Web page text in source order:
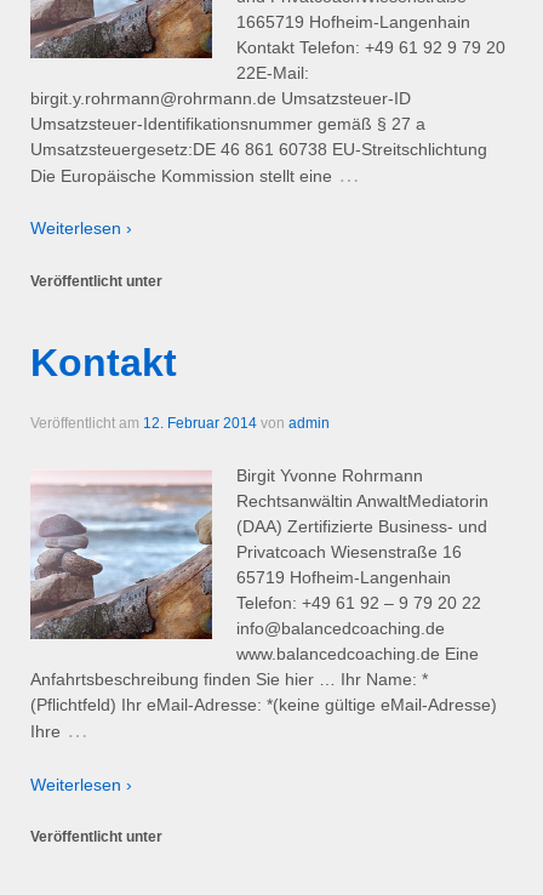
1665719 Hofheim-Langenhain
Kontakt Telefon: +49 61 92 9 79 20
22E-Mail:
birgit.y.rohrmann@rohrmann.de Umsatzsteuer-ID
Umsatzsteuer-Identifikationsnummer gemäß § 27 a
Umsatzsteuergesetz:DE 46 861 60738 EU-Streitschlichtung
Die Europäische Kommission stellt eine …
Weiterlesen ›
Veröffentlicht unter
Kontakt
Veröffentlicht am 12. Februar 2014 von admin
Birgit Yvonne Rohrmann
Rechtsanwältin AnwaltMediatorin
(DAA) Zertifizierte Business- und
Privatcoach Wiesenstraße 16
65719 Hofheim-Langenhain
Telefon: +49 61 92 – 9 79 20 22
info@balancedcoaching.de
www.balancedcoaching.de Eine
Anfahrtsbeschreibung finden Sie hier … Ihr Name: *
(Pflichtfeld) Ihr eMail-Adresse: *(keine gültige eMail-Adresse)
Ihre …
Weiterlesen ›
Veröffentlicht unter